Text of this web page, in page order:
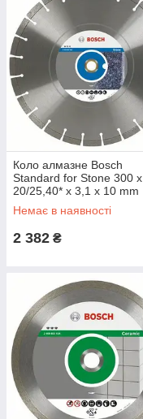
Коло алмазне Bosch
Standard for Stone 300 x
20/25,40* x 3,1 x 10 mm
(2608602602)
Немає в наявності
2 382 ₴